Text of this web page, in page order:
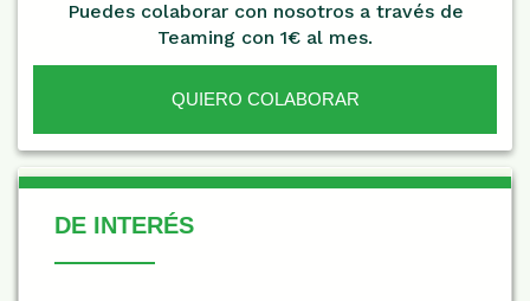
Puedes colaborar con nosotros a través de
Teaming con 1€ al mes.
QUIERO COLABORAR
De Interés
DE INTERÉS